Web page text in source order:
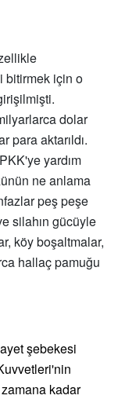
bitirmek için o
ti.
dolar
para aktarıldı.
PKK'ye yardım
ne anlama
peş peşe
silahın gücüyle
köy boşaltmalar,
hallaç pamuğu
şebekesi
kadar